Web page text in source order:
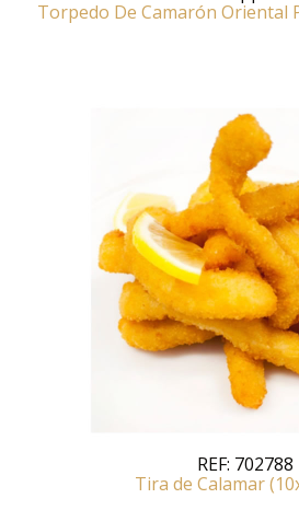
Torpedo De Camarón Oriental
REF: 702788
Tira de Calamar